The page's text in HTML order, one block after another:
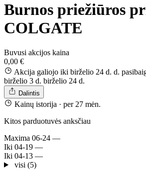
Burnos priežiūros
COLGATE
Buvusi akcijos kaina
0,00 €
Akcija galiojo iki birželio 24 d. d.
birželio 3 d. birželio 24 d.
Dalintis
Kainų istorija · per 27 mėn.
Kitos parduotuvės anksčiau
Maxima 06-24 —
Iki 04-19 —
Iki 04-13 —
visi (5)